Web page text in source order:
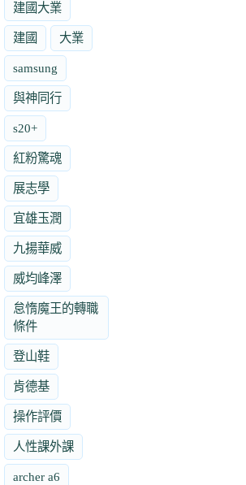
建國大業
建國 大業
samsung
與神同行
s20+
紅粉驚魂
展志學
宜雄玉潤
九揚華威
威均峰澤
怠惰魔王的轉職
條件
登山鞋
肯德基
操作評價
人性課外課
archer a6